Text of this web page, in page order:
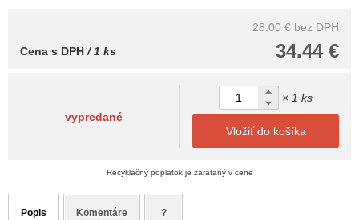
28.00 € bez DPH
34.44 €
Cena s DPH/ 1 ks
vypredané
× 1 ks
Vložiť do košíka
Recyklačný poplatok je zarátaný v cene
Popis Komentáre ?